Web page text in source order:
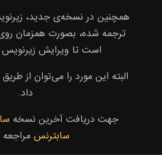
همچنین در نسخه‌ی جدید،
ترجمه شده، بصورت همزمان
است تا ویرایش
البته این مورد را می‌توان از
داد.
جهت دریافت آخرین نسخه
سابترنسمراجعه